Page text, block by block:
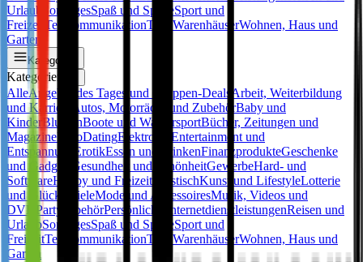
Urlaub
SonstigesSpaß und SpieleSport und
Freizeit
TelekommunikationTiere WarenhäuserWohnen, Haus und
Garten
Kategorien
Kategorien
AlleAngebot des Tages und Gruppen-Deals Arbeit, Weiterbildung
und Karriere
Autos, Motorräder und ZubehörBaby und
Kinder BlumenBoote und WassersportBücher, Zeitungen und
MagazineBüroDatingElektronik
Entertainment und
Entspannung
ErotikEssen und TrinkenFinanzprodukteGeschenke
und Gadgets
Gesundheit und SchönheitGewerbeHard- und
SoftwareHobby und Freizeit JuristischKunst und LifestyleLotterie
und GlücksspieleMode und AccessoiresMusik, Videos und
DVD
PartyzubehörPersönliche InternetdienstleistungenReisen und
UrlaubSonstigesSpaß und SpieleSport und
FreizeitTelekommunikationTiere WarenhäuserWohnen, Haus und
Garten